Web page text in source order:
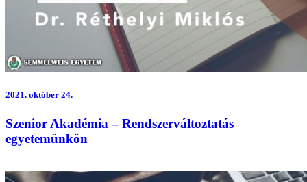
2021. október 24.
Szenior Akadémia – Rendszerváltoztatás
egyetemünkön